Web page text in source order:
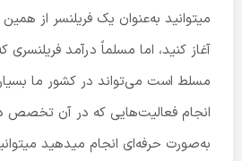
میتوانید به‌عنوان یک فریلنسر از
آغاز کنید، اما مسلماً درآمد فریلنسری
مسلط است می‌تواند در کشور ما
انجام فعالیت‌هایی که در آن تخصص
به‌صورت حرفه‌ای انجام میدهید